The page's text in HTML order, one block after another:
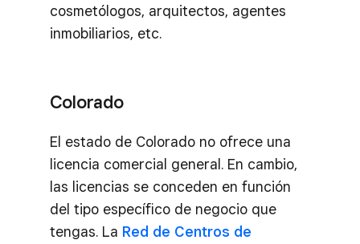
cosmetólogos, arquitectos, agentes
inmobiliarios, etc.
Colorado
El estado de Colorado no ofrece una
licencia comercial general. En cambio,
las licencias se conceden en función
del tipo específico de negocio que
tengas. La Red de Centros de